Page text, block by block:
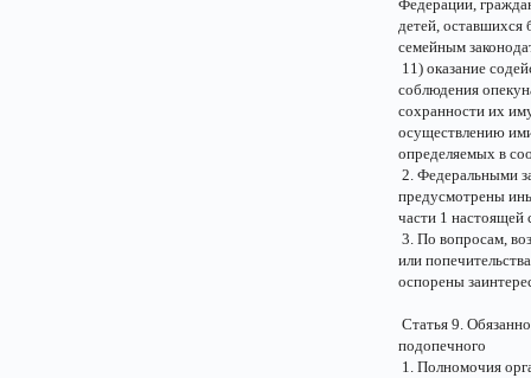
Федерации,
детей, оставшихся
семейным
11) оказание
соблюдения
сохранности их
осуществлению
определяемых в
2. Федеральными
предусмотрены
части 1 настоящей
3. По вопросам,
или
оспорены
Статья 9.
подопечного
1. Полномочия